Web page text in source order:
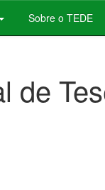
Sobre o TEDE
de